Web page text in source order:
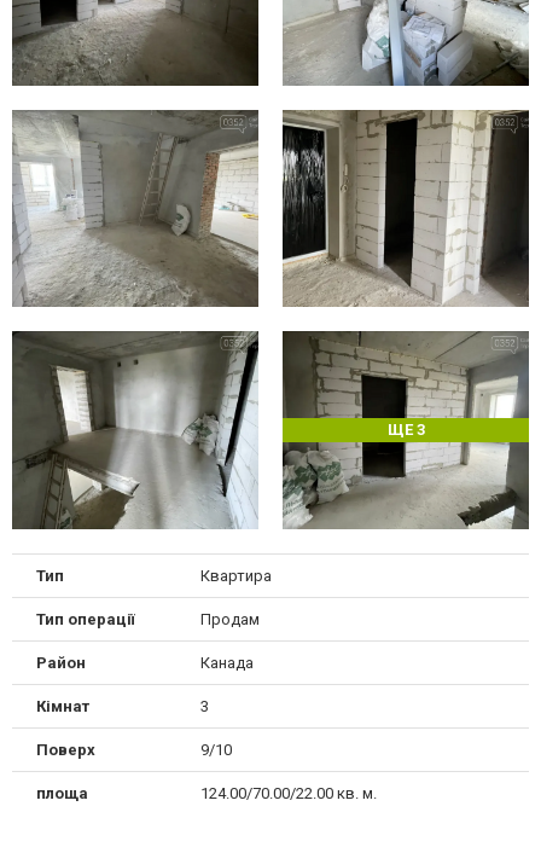
ЩЕ 3
Тип Квартира
Тип операції Продам
Район Канада
Кімнат 3
Поверх 9/10
площа 124.00/70.00/22.00 кв. м.